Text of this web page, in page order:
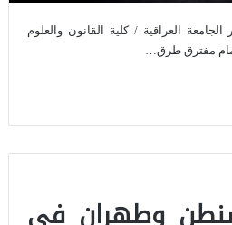
العراقية / كلية القانون والعلوم
مفترق طرق…
وطهران في